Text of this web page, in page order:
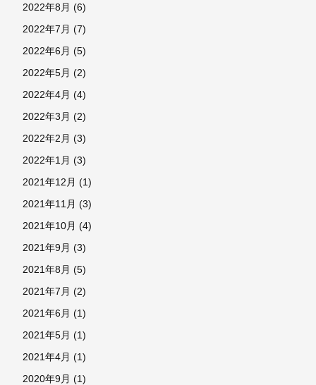
2022年8月 (6)
2022年7月 (7)
2022年6月 (5)
2022年5月 (2)
2022年4月 (4)
2022年3月 (2)
2022年2月 (3)
2022年1月 (3)
2021年12月 (1)
2021年11月 (3)
2021年10月 (4)
2021年9月 (3)
2021年8月 (5)
2021年7月 (2)
2021年6月 (1)
2021年5月 (1)
2021年4月 (1)
2020年9月 (1)